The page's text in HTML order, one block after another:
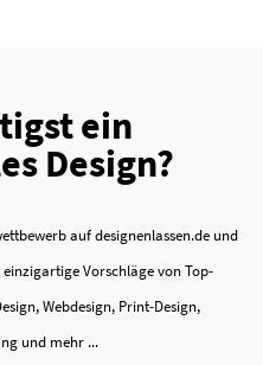
ein
Design?
auf designenlassen.de und
Vorschläge von Top-
Webdesign, Print-Design,
und mehr ...